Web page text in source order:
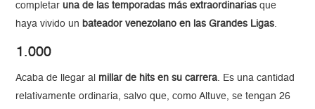
completaruna de las temporadas más extraordinarias que
haya vivido un bateador venezolano en las Grandes Ligas.
1.000
Acaba de llegar al millar de hits en su carrera. Es una cantidad
relativamente ordinaria, salvo que, como Altuve, se tengan 26